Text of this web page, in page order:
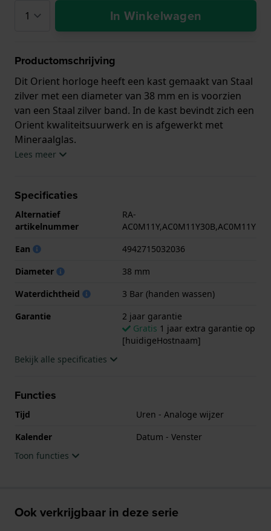
In Winkelwagen
Productomschrijving
Dit Orient horloge heeft een kast gemaakt van Staal
zilver met een diameter van 38 mm en is voorzien
van een Staal zilver band. In de kast bevindt zich een
Orient kwaliteitsuurwerk en is afgewerkt met
Mineraalglas.
geleverd met 2 jaar garantie.
.
Lees meer
Specificaties
Alternatief
artikelnummer
RA-
AC0M11Y,AC0M11Y30B,AC0M11Y
Ean
4942715032036
Diameter
38 mm
Waterdichtheid
3 Bar (handen wassen)
Garantie
2 jaar garantie
Gratis 1 jaar extra garantie op
[huidigeHostnaam]
Bekijk alle specificaties
Functies
Tijd
Uren - Analoge wijzer
Kalender
Datum - Venster
Toon functies
Ook verkrijgbaar in deze serie